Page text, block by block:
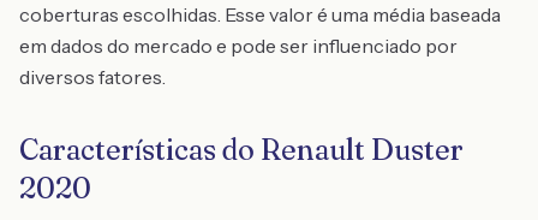
coberturas escolhidas. Esse valor é uma média baseada
em dados do mercado e pode ser influenciado por
diversos fatores.
Características do Renault Duster
2020